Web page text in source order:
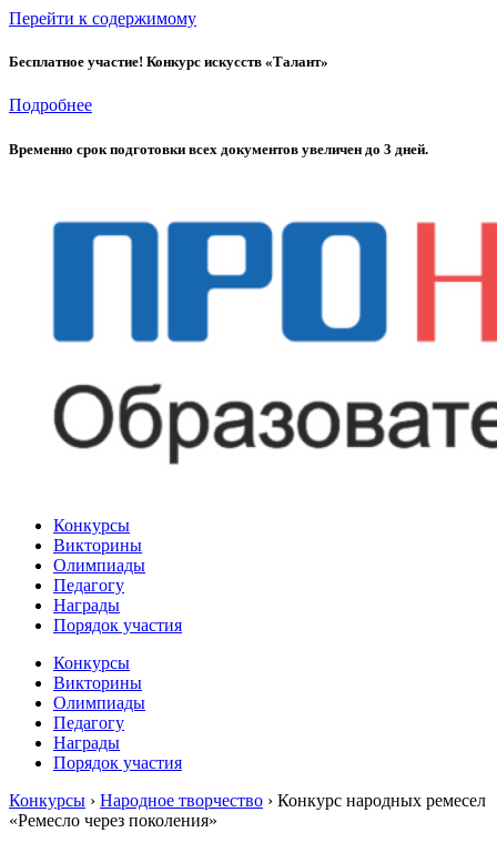
Перейти к содержимому
Бесплатное участие! Конкурс искусств «Талант»
Подробнее
Временно cрок подготовки всех документов увеличен до 3 дней.
Конкурсы
Викторины
Олимпиады
Педагогу
Награды
Порядок участия
Конкурсы
Викторины
Олимпиады
Педагогу
Награды
Порядок участия
Конкурсы › Народное творчество › Конкурс народных ремесел
«Ремесло через поколения»